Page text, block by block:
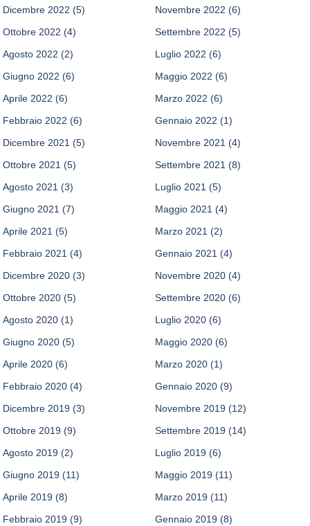
Dicembre 2022 (5) Novembre 2022 (6)
Ottobre 2022 (4) Settembre 2022 (5)
Agosto 2022 (2) Luglio 2022 (6)
Giugno 2022 (6) Maggio 2022 (6)
Aprile 2022 (6) Marzo 2022 (6)
Febbraio 2022 (6) Gennaio 2022 (1)
Dicembre 2021 (5) Novembre 2021 (4)
Ottobre 2021 (5) Settembre 2021 (8)
Agosto 2021 (3) Luglio 2021 (5)
Giugno 2021 (7) Maggio 2021 (4)
Aprile 2021 (5) Marzo 2021 (2)
Febbraio 2021 (4) Gennaio 2021 (4)
Dicembre 2020 (3) Novembre 2020 (4)
Ottobre 2020 (5) Settembre 2020 (6)
Agosto 2020 (1) Luglio 2020 (6)
Giugno 2020 (5) Maggio 2020 (6)
Aprile 2020 (6) Marzo 2020 (1)
Febbraio 2020 (4) Gennaio 2020 (9)
Dicembre 2019 (3) Novembre 2019 (12)
Ottobre 2019 (9) Settembre 2019 (14)
Agosto 2019 (2) Luglio 2019 (6)
Giugno 2019 (11) Maggio 2019 (11)
Aprile 2019 (8) Marzo 2019 (11)
Febbraio 2019 (9) Gennaio 2019 (8)